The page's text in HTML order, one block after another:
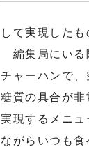
して実現したも
編集局にいる
チャーハンで
糖質の具合が
実現するメニ
ながらいつも食